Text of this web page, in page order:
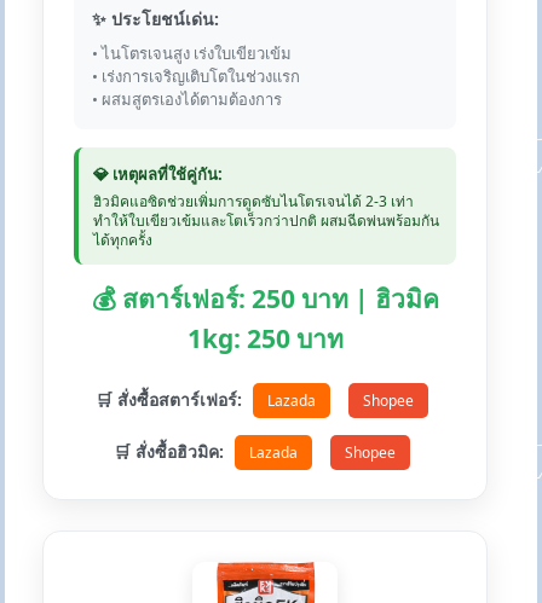
✨ ประโยชน์เด่น:
• ไนโตรเจนสูง เร่งใบเขียวเข้ม
• เร่งการเจริญเติบโตในช่วงแรก
• ผสมสูตรเองได้ตามต้องการ
💎 เหตุผลที่ใช้คู่กัน:
ฮิวมิคแอซิดช่วยเพิ่มการดูดซับไนโตรเจนได้ 2-3 เท่า
ทำให้ใบเขียวเข้มและโตเร็วกว่าปกติ ผสมฉีดพ่นพร้อมกัน
ได้ทุกครั้ง
💰 สตาร์เฟอร์: 250 บาท | ฮิวมิค
1kg: 250 บาท
🛒 สั่งซื้อสตาร์เฟอร์: Lazada Shopee
🛒 สั่งซื้อฮิวมิค: Lazada Shopee